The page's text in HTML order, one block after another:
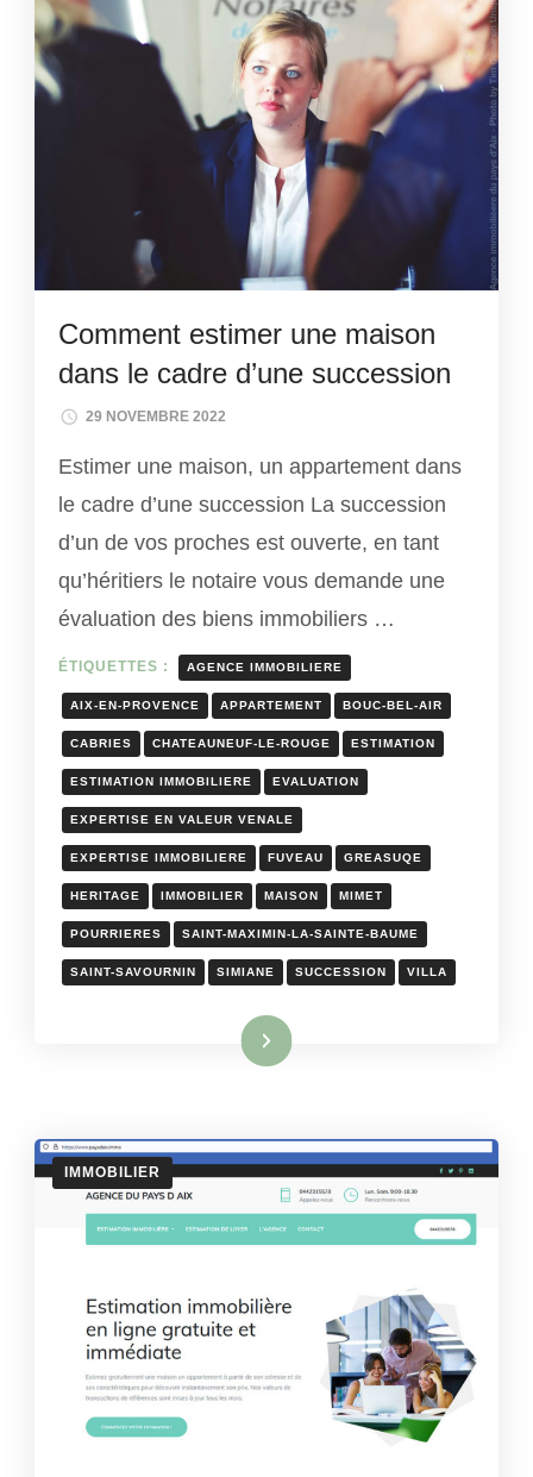
Comment estimer une maison
dans le cadre d’une succession
29 NOVEMBRE 2022
Estimer une maison, un appartement dans
le cadre d’une succession La succession
d’un de vos proches est ouverte, en tant
qu’héritiers le notaire vous demande une
évaluation des biens immobiliers …
ÉTIQUETTES : AGENCE IMMOBILIERE
AIX-EN-PROVENCE APPARTEMENT BOUC-BEL-AIR
CABRIES CHATEAUNEUF-LE-ROUGE ESTIMATION
ESTIMATION IMMOBILIERE EVALUATION
EXPERTISE EN VALEUR VENALE
EXPERTISE IMMOBILIERE FUVEAU GREASUQE
HERITAGE IMMOBILIER MAISON MIMET
POURRIERES SAINT-MAXIMIN-LA-SAINTE-BAUME
SAINT-SAVOURNIN SIMIANE SUCCESSION VILLA
Lire la suite
IMMOBILIER